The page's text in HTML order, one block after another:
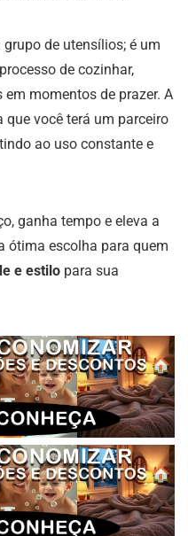
de utensílios; é um
de cozinhar,
momentos de prazer. A
você terá um parceiro
ao uso constante e
ganha tempo e eleva a
ótima escolha para quem
e estilo para sua